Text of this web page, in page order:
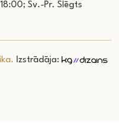
Sv.-Pr. Slēgts
Izstrādāja: